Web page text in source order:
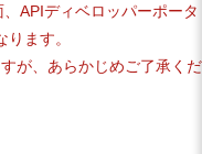
APIディベロッパーポータ
ます。
が、あらかじめご了承くだ